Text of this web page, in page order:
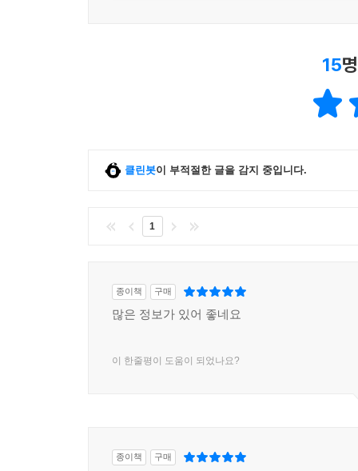
15
클린봇이 부적절한 글을 감지 중입니다.
1
종이책 구매
많은 정보가 있어 좋네요
이 한줄평이 도움이 되었나요?
종이책 구매